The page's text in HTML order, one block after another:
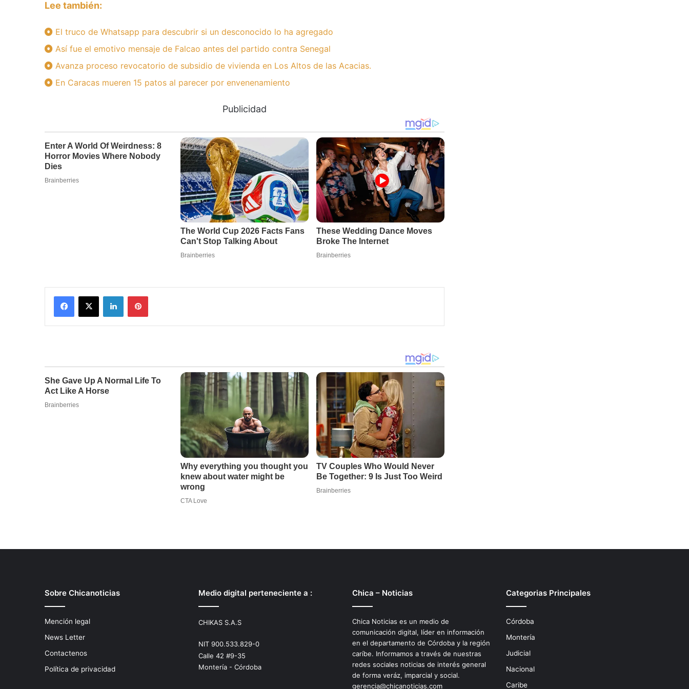
Lee también:
El truco de Whatsapp para descubrir si un desconocido lo ha agregado
Así fue el emotivo mensaje de Falcao antes del partido contra Senegal
Avanza proceso revocatorio de subsidio de vivienda en Los Altos de las Acacias.
En Caracas mueren 15 patos al parecer por envenenamiento
Publicidad
Facebook
X LinkedInPinterest
Sobre Chicanoticias
Mención legal
News Letter
Contactenos
Política de privacidad
Medio digital perteneciente a :
CHIKAS S.A.S
NIT 900.533.829-0
Calle 42 #9-35
Montería - Córdoba
Chica – Noticias
Chica Noticias es un medio de
comunicación digital, líder en información
en el departamento de Córdoba y la región
caríbe. Informamos a través de nuestras
redes sociales noticias de interés general
de forma veráz, imparcial y social.
gerencia@chicanoticias.com
Categorias Principales
Córdoba
Montería
Judicial
Nacional
Caribe